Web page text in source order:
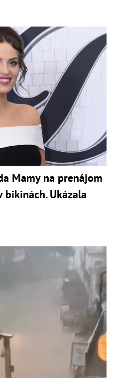
Mamy na prenájom
bikinách. Ukázala